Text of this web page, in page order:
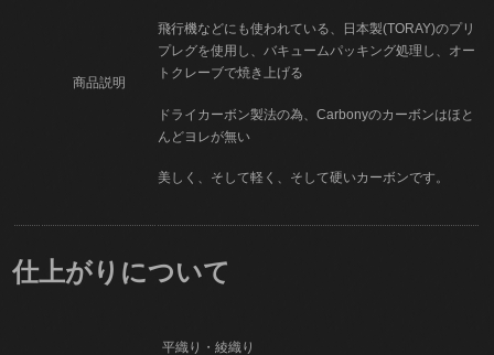
商品説明
飛行機などにも使われている、日本製(TORAY)のプリ
プレグを使用し、バキュームパッキング処理し、オー
トクレーブで焼き上げる
ドライカーボン製法の為、Carbonyのカーボンはほと
んどヨレが無い
美しく、そして軽く、そして硬いカーボンです。
仕上がりについて
平織り・綾織り